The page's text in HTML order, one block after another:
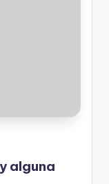
alguna